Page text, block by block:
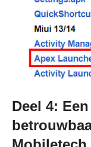
Deel 4: